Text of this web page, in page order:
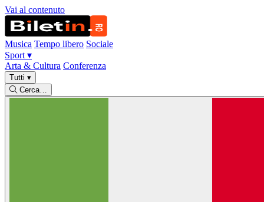
Vai al contenuto
Musica Tempo libero Sociale
Sport ▾
Arta & Cultura Conferenza
Tutti ▾
Cerca…